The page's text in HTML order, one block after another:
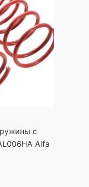
с
Alfa